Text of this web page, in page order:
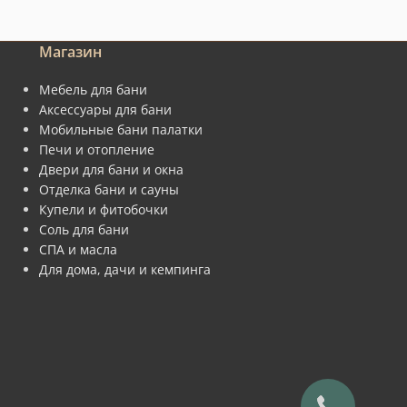
Магазин
Мебель для бани
Аксессуары для бани
Мобильные бани палатки
Печи и отопление
Двери для бани и окна
Отделка бани и сауны
Купели и фитобочки
Соль для бани
СПА и масла
Для дома, дачи и кемпинга